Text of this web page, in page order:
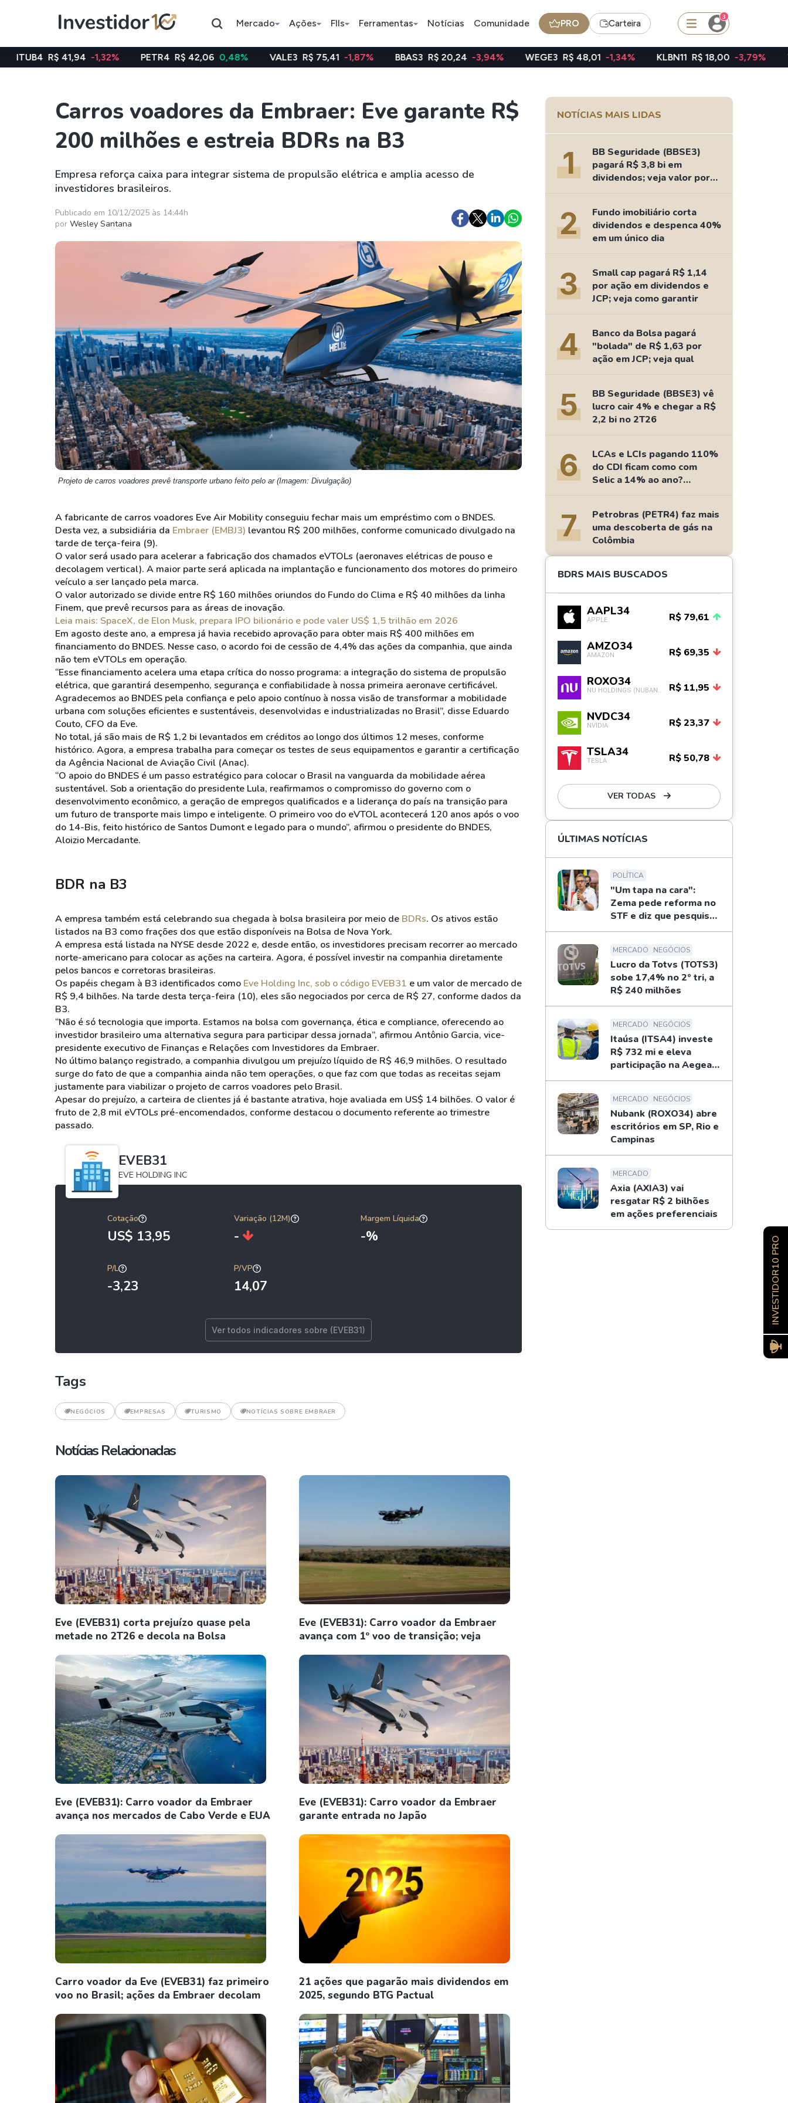
Mercado Ações FIIs Ferramentas Notícias Comunidade PRO Carteira
3
Assuntos do momento
Índice
Ibovespa
Índice
Selic
Índice
Bradesco
Ação
Petrobras TRXF11
Ações
Taesa
Itausa
XPML11
KNRI11
KNCR11
XINA11
Ver todos
Google
Meta
Coca-Cola
Ver todos
Criptomoedas
Bitcoin
Ethereum
Binance Coin - BNB
Dogecoin
Solana
Cardano
Ver todos
Ideias
Agenda de Dividendos
Radar do Dividendo Inteligente
As Ações Mais Buscadas
Guia do Iniciante
-1,32% PETR4 R$ 42,06 0,48% VALE3 R$ 75,41 -1,87% BBAS3 R$ 20,24 -3,94% WEGE3 R$ 48,01 -1,34% KLBN11 R$ 18,00 -3,79% TAEE11 R$
Carros voadores da Embraer: Eve garante R$
200 milhões e estreia BDRs na B3
Empresa reforça caixa para integrar sistema de propulsão elétrica e amplia acesso de
investidores brasileiros.
Publicado em 10/12/2025 às 14:44h
por Wesley Santana
Projeto de carros voadores prevê transporte urbano feito pelo ar (Imagem: Divulgação)
A fabricante de carros voadores Eve Air Mobility conseguiu fechar mais um empréstimo com o BNDES.
Desta vez, a subsidiária da Embraer (EMBJ3) levantou R$ 200 milhões, conforme comunicado divulgado na
tarde de terça-feira (9).
O valor será usado para acelerar a fabricação dos chamados eVTOLs (aeronaves elétricas de pouso e
decolagem vertical). A maior parte será aplicada na implantação e funcionamento dos motores do primeiro
veículo a ser lançado pela marca.
O valor autorizado se divide entre R$ 160 milhões oriundos do Fundo do Clima e R$ 40 milhões da linha
Finem, que prevê recursos para as áreas de inovação.
Leia mais: SpaceX, de Elon Musk, prepara IPO bilionário e pode valer US$ 1,5 trilhão em 2026
Em agosto deste ano, a empresa já havia recebido aprovação para obter mais R$ 400 milhões em
financiamento do BNDES. Nesse caso, o acordo foi de cessão de 4,4% das ações da companhia, que ainda
não tem eVTOLs em operação.
“Esse financiamento acelera uma etapa crítica do nosso programa: a integração do sistema de propulsão
elétrica, que garantirá desempenho, segurança e confiabilidade à nossa primeira aeronave certificável.
Agradecemos ao BNDES pela confiança e pelo apoio contínuo à nossa visão de transformar a mobilidade
urbana com soluções eficientes e sustentáveis, desenvolvidas e industrializadas no Brasil”, disse Eduardo
Couto, CFO da Eve.
No total, já são mais de R$ 1,2 bi levantados em créditos ao longo dos últimos 12 meses, conforme
histórico. Agora, a empresa trabalha para começar os testes de seus equipamentos e garantir a certificação
da Agência Nacional de Aviação Civil (Anac).
“O apoio do BNDES é um passo estratégico para colocar o Brasil na vanguarda da mobilidade aérea
sustentável. Sob a orientação do presidente Lula, reafirmamos o compromisso do governo com o
desenvolvimento econômico, a geração de empregos qualificados e a liderança do país na transição para
um futuro de transporte mais limpo e inteligente. O primeiro voo do eVTOL acontecerá 120 anos após o voo
do 14-Bis, feito histórico de Santos Dumont e legado para o mundo”, afirmou o presidente do BNDES,
Aloizio Mercadante.
BDR na B3
A empresa também está celebrando sua chegada à bolsa brasileira por meio de BDRs. Os ativos estão
listados na B3 como frações dos que estão disponíveis na Bolsa de Nova York.
A empresa está listada na NYSE desde 2022 e, desde então, os investidores precisam recorrer ao mercado
norte-americano para colocar as ações na carteira. Agora, é possível investir na companhia diretamente
pelos bancos e corretoras brasileiras.
Os papéis chegam à B3 identificados como Eve Holding Inc, sob o código EVEB31 e um valor de mercado de
R$ 9,4 bilhões. Na tarde desta terça-feira (10), eles são negociados por cerca de R$ 27, conforme dados da
B3.
“Não é só tecnologia que importa. Estamos na bolsa com governança, ética e compliance, oferecendo ao
investidor brasileiro uma alternativa segura para participar dessa jornada”, afirmou Antônio Garcia, vice-
presidente executivo de Finanças e Relações com Investidores da Embraer.
No último balanço registrado, a companhia divulgou um prejuízo líquido de R$ 46,9 milhões. O resultado
surge do fato de que a companhia ainda não tem operações, o que faz com que todas as receitas sejam
justamente para viabilizar o projeto de carros voadores pelo Brasil.
Apesar do prejuízo, a carteira de clientes já é bastante atrativa, hoje avaliada em US$ 14 bilhões. O valor é
fruto de 2,8 mil eVTOLs pré-encomendados, conforme destacou o documento referente ao trimestre
passado.
EVEB31
EVE HOLDING INC
Cotação
US$ 13,95
Variação (12M)
-
Margem Líquida
-%
P/L
-3,23
P/VP
14,07
Ver todos indicadores sobre (EVEB31)
Tags
NEGÓCIOS EMPRESAS TURISMO NOTÍCIAS SOBRE EMBRAER
Notícias Relacionadas
Eve (EVEB31) corta prejuízo quase pela
metade no 2T26 e decola na Bolsa
Eve (EVEB31): Carro voador da Embraer
avança com 1º voo de transição; veja
Eve (EVEB31): Carro voador da Embraer
avança nos mercados de Cabo Verde e EUA
Eve (EVEB31): Carro voador da Embraer
garante entrada no Japão
Carro voador da Eve (EVEB31) faz primeiro
voo no Brasil; ações da Embraer decolam
21 ações que pagarão mais dividendos em
2025, segundo BTG Pactual
NOTÍCIAS MAIS LIDAS
1
BB Seguridade (BBSE3)
pagará R$ 3,8 bi em
dividendos; veja valor por
ação
2
Fundo imobiliário corta
dividendos e despenca 40%
em um único dia
3
Small cap pagará R$ 1,14
por ação em dividendos e
JCP; veja como garantir
4
Banco da Bolsa pagará
"bolada" de R$ 1,63 por
ação em JCP; veja qual
5
BB Seguridade (BBSE3) vê
lucro cair 4% e chegar a R$
2,2 bi no 2T26
6
LCAs e LCIs pagando 110%
do CDI ficam como com
Selic a 14% ao ano?
Fizemos as contas
7
Petrobras (PETR4) faz mais
uma descoberta de gás na
Colômbia
BDRS MAIS BUSCADOS
AAPL34
APPLE R$ 79,61
AMZO34
AMAZON R$ 69,35
ROXO34 R$ 11,95
NVDC34
NVIDIA R$ 23,37
TSLA34
TESLA R$ 50,78
VER TODAS
ÚLTIMAS NOTÍCIAS
POLÍTICA
"Um tapa na cara":
Zema pede reforma no
STF e diz que pesquisas
não definem eleições
MERCADO NEGÓCIOS
Lucro da Totvs (TOTS3)
sobe 17,4% no 2º tri, a
R$ 240 milhões
MERCADO NEGÓCIOS
Itaúsa (ITSA4) investe
R$ 732 mi e eleva
participação na Aegea
para 14%
MERCADO NEGÓCIOS
Nubank (ROXO34) abre
escritórios em SP, Rio e
Campinas
MERCADO
Axia (AXIA3) vai
resgatar R$ 2 bilhões
em ações preferenciais
INVESTIDOR10 PRO